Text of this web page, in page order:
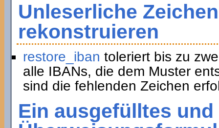
Unleserliche
rekonstruieren
restore_iban toleriert bis zu
alle IBANs, die dem Muster
sind die fehlenden Zeichen
Ein ausgefülltes